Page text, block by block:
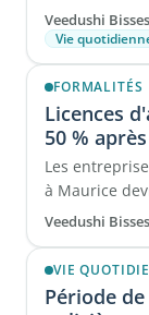
carburant, ...
Veedushi
Vie
FORMALITÉS
Licences
50 %
Les
à Maurice
autorisation
Veedushi
VIE
Période